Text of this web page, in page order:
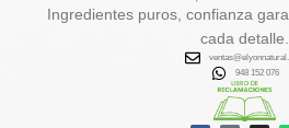
Ingredientes puros, confianza
cada detalle.
948 152 076